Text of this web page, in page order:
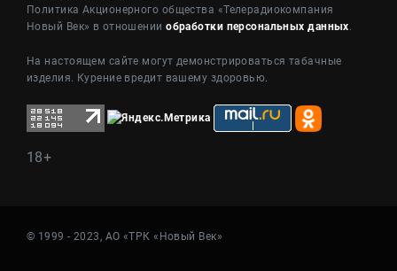
Политика Акционерного общества «Телерадиокомпания
Новый Век» в отношенииобработки персональных данных.
На настоящем сайте могут демонстрироваться табачные
изделия. Курение вредит вашему здоровью.
18+
© 1999 - 2023, АО «ТРК «Новый Век»